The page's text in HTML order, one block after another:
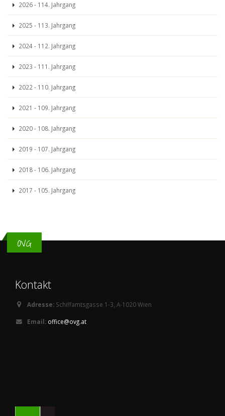
2026 - 114. Jahrgang
2025 - 113. Jahrgang
2024 - 112. Jahrgang
2023 - 111. Jahrgang
2022 - 110. Jahrgang
2021 - 109. Jahrgang
2020 - 108. Jahrgang
2019 - 107. Jahrgang
2018 - 106. Jahrgang
2017 - 105. Jahrgang
OVG
Kontakt
Adresse: Schiffamtsgasse 1-3, A-1020 Wien
Email: office@ovg.at